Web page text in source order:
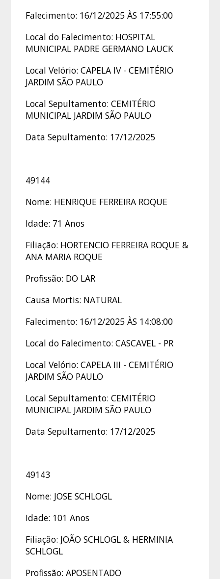
Falecimento: 16/12/2025 ÀS 17:55:00
Local do Falecimento: HOSPITAL
MUNICIPAL PADRE GERMANO LAUCK
Local Velório: CAPELA IV - CEMITÉRIO
JARDIM SÃO PAULO
Local Sepultamento: CEMITÉRIO
MUNICIPAL JARDIM SÃO PAULO
Data Sepultamento: 17/12/2025
49144
Nome: HENRIQUE FERREIRA ROQUE
Idade: 71 Anos
Filiação: HORTENCIO FERREIRA ROQUE &
ANA MARIA ROQUE
Profissão: DO LAR
Causa Mortis: NATURAL
Falecimento: 16/12/2025 ÀS 14:08:00
Local do Falecimento: CASCAVEL - PR
Local Velório: CAPELA III - CEMITÉRIO
JARDIM SÃO PAULO
Local Sepultamento: CEMITÉRIO
MUNICIPAL JARDIM SÃO PAULO
Data Sepultamento: 17/12/2025
49143
Nome: JOSE SCHLOGL
Idade: 101 Anos
Filiação: JOÃO SCHLOGL & HERMINIA
SCHLOGL
Profissão: APOSENTADO